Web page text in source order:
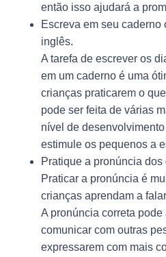
então isso ajudará a
Escreva em seu
inglês.
A tarefa de escrever os
em um caderno é uma
crianças praticarem o
pode ser feita de várias
nível de
estimule os pequenos a
Pratique a pronúncia
Praticar a pronúncia é
crianças aprendam a
A pronúncia correta
comunicar com outras
expressarem com mais